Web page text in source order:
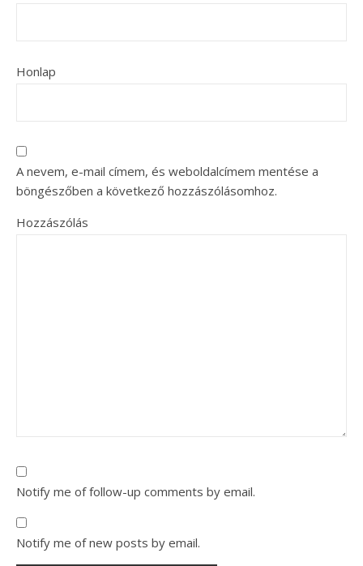
Honlap
A nevem, e-mail címem, és weboldalcímem mentése a
böngészőben a következő hozzászólásomhoz.
Hozzászólás
Notify me of follow-up comments by email.
Notify me of new posts by email.